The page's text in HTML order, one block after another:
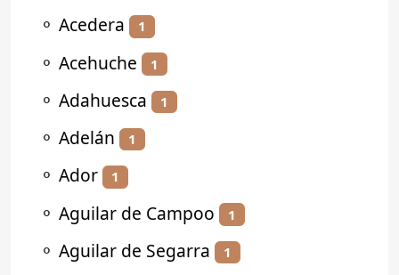
⚬ Acedera 1
⚬ Acehuche 1
⚬ Adahuesca 1
⚬ Adelán 1
⚬ Ador 1
⚬ Aguilar de Campoo 1
⚬ Aguilar de Segarra 1